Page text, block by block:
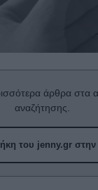
άρθρα στα
αναζήτησης.
του jenny.gr